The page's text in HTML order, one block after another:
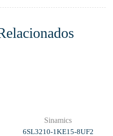
Sinamics
6SL3210-1KE15-8UF2